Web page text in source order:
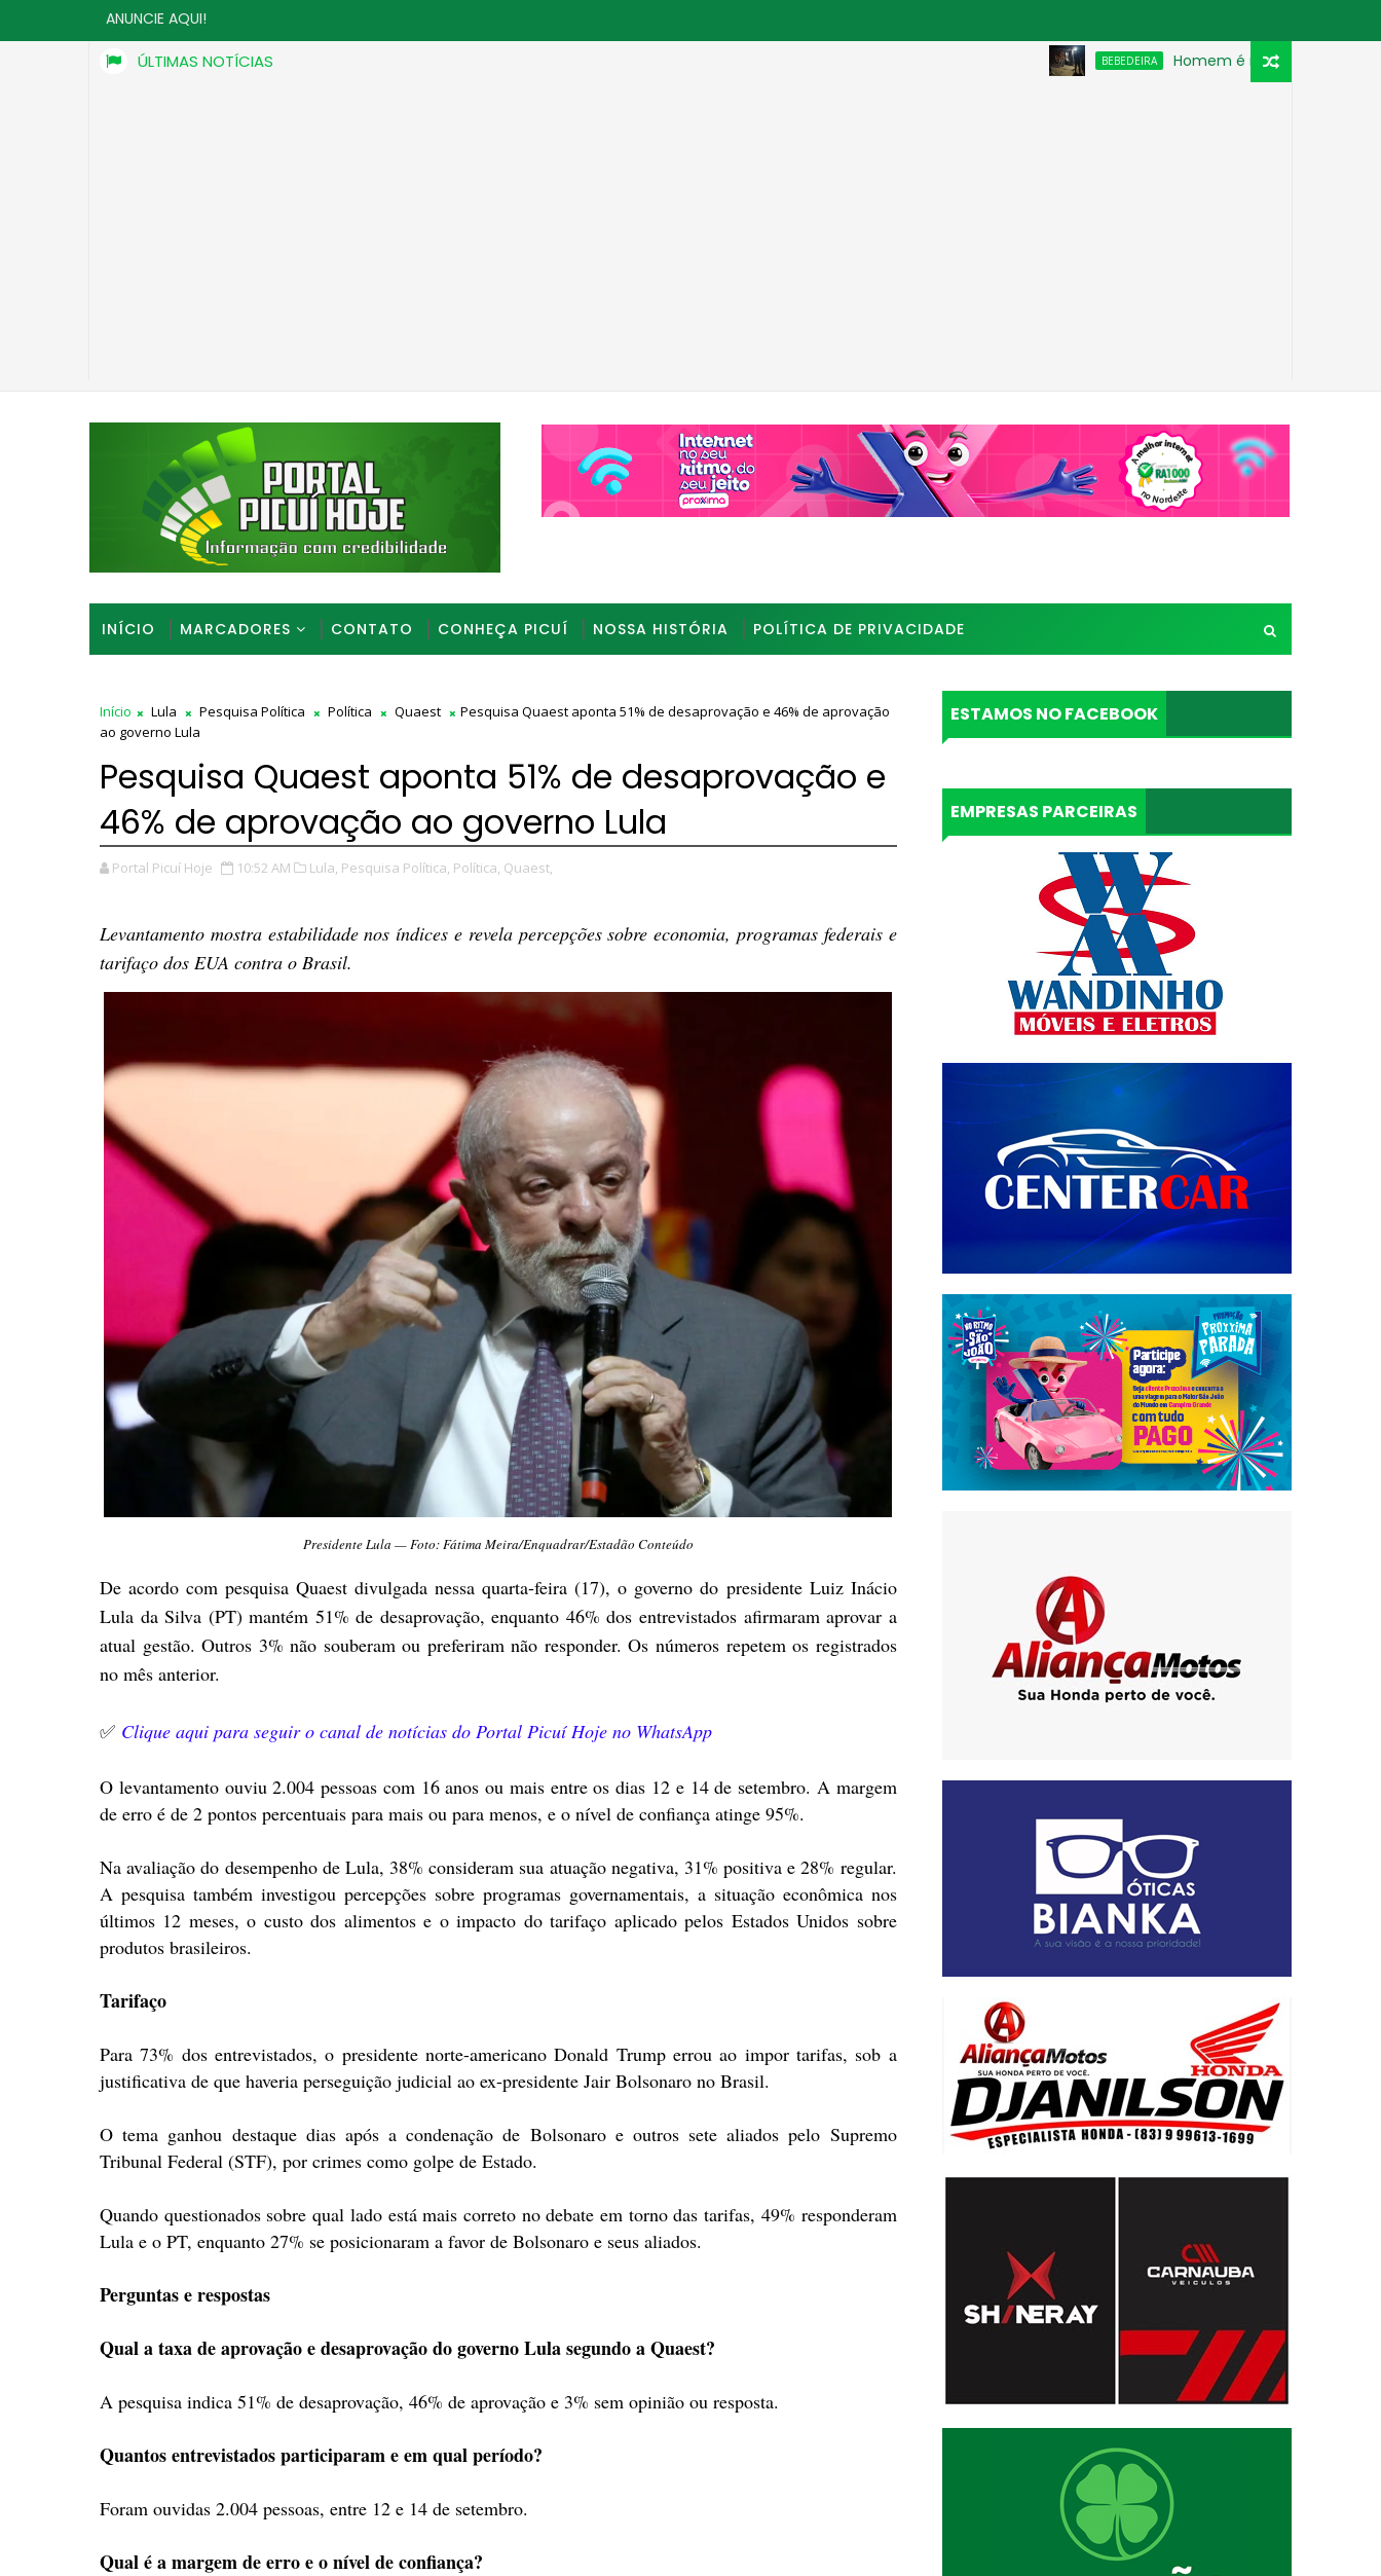
ANUNCIE AQUI!
ÚLTIMAS NOTÍCIAS BEBEDEIRA Homem é morto a pauladas após
INÍCIO MARCADORES CONTATO CONHEÇA PICUÍ NOSSA HISTÓRIA POLÍTICA DE PRIVACIDADE
Início Lula Pesquisa Política Política Quaest
Pesquisa Quaest aponta 51% de desaprovação e 46% de aprovação
ao governo Lula
Pesquisa Quaest aponta 51% de desaprovação e
46% de aprovação ao governo Lula
Portal Picuí Hoje 10:52 AM Lula, Pesquisa Política, Política, Quaest,
Levantamento mostra estabilidade nos índices e revela percepções sobre economia, programas federais e
tarifaço dos EUA contra o Brasil.
Presidente Lula — Foto: Fátima Meira/Enquadrar/Estadão Conteúdo
De acordo com pesquisa Quaest divulgada nessa quarta-feira (17), o governo do presidente Luiz Inácio
Lula da Silva (PT) mantém 51% de desaprovação, enquanto 46% dos entrevistados afirmaram aprovar a
atual gestão. Outros 3% não souberam ou preferiram não responder. Os números repetem os registrados
no mês anterior.
✅ Clique aqui para seguir o canal de notícias do Portal Picuí Hoje no WhatsApp
O levantamento ouviu 2.004 pessoas com 16 anos ou mais entre os dias 12 e 14 de setembro. A margem
de erro é de 2 pontos percentuais para mais ou para menos, e o nível de confiança atinge 95%.
Na avaliação do desempenho de Lula, 38% consideram sua atuação negativa, 31% positiva e 28% regular.
A pesquisa também investigou percepções sobre programas governamentais, a situação econômica nos
últimos 12 meses, o custo dos alimentos e o impacto do tarifaço aplicado pelos Estados Unidos sobre
produtos brasileiros.
Tarifaço
Para 73% dos entrevistados, o presidente norte-americano Donald Trump errou ao impor tarifas, sob a
justificativa de que haveria perseguição judicial ao ex-presidente Jair Bolsonaro no Brasil.
O tema ganhou destaque dias após a condenação de Bolsonaro e outros sete aliados pelo Supremo
Tribunal Federal (STF), por crimes como golpe de Estado.
Quando questionados sobre qual lado está mais correto no debate em torno das tarifas, 49% responderam
Lula e o PT, enquanto 27% se posicionaram a favor de Bolsonaro e seus aliados.
Perguntas e respostas
Qual a taxa de aprovação e desaprovação do governo Lula segundo a Quaest?
A pesquisa indica 51% de desaprovação, 46% de aprovação e 3% sem opinião ou resposta.
Quantos entrevistados participaram e em qual período?
Foram ouvidas 2.004 pessoas, entre 12 e 14 de setembro.
Qual é a margem de erro e o nível de confiança?
ESTAMOS NO FACEBOOK
EMPRESAS PARCEIRAS